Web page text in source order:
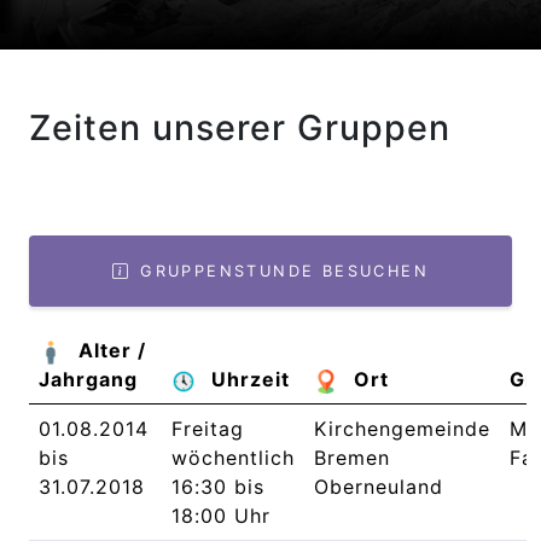
Zeiten unserer Gruppen
GRUPPENSTUNDE BESUCHEN
Alter /
Jahrgang
Uhrzeit Ort
01.08.2014
bis
31.07.2018
Freitag
wöchentlich
16:30 bis
18:00 Uhr
Kirchengemeinde
Bremen
Oberneuland